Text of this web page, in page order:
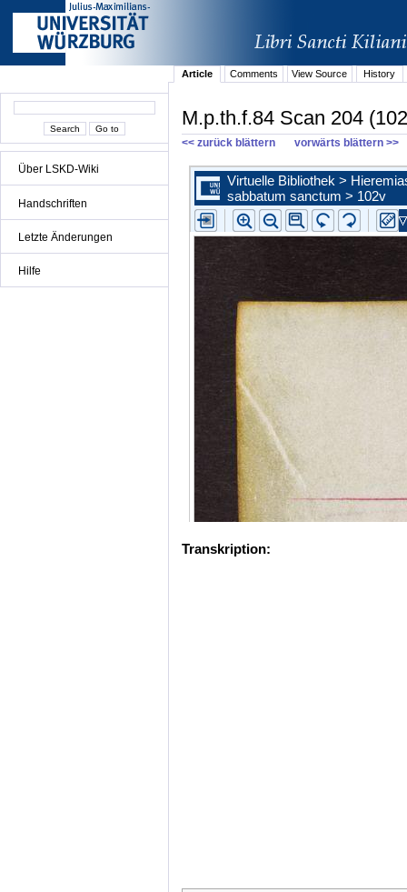
Über LSKD-Wiki
Handschriften
Letzte Änderungen
Hilfe
Article Comments View Source History
M.p.th.f.84 Scan 204
<< zurück blättern vorwärts blättern >>
Transkription: